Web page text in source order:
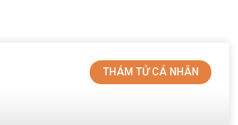
THÁM TỬ CÁ NHÂN